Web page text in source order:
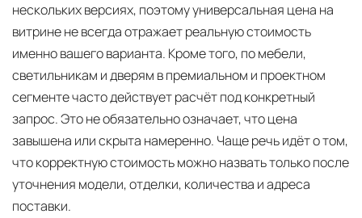
нескольких версиях, поэтому универсальная цена на
витрине не всегда отражает реальную стоимость
именно вашего варианта. Кроме того, по мебели,
светильникам и дверям в премиальном и проектном
сегменте часто действует расчёт под конкретный
запрос. Это не обязательно означает, что цена
завышена или скрыта намеренно. Чаще речь идёт о том,
что корректную стоимость можно назвать только после
уточнения модели, отделки, количества и адреса
поставки.